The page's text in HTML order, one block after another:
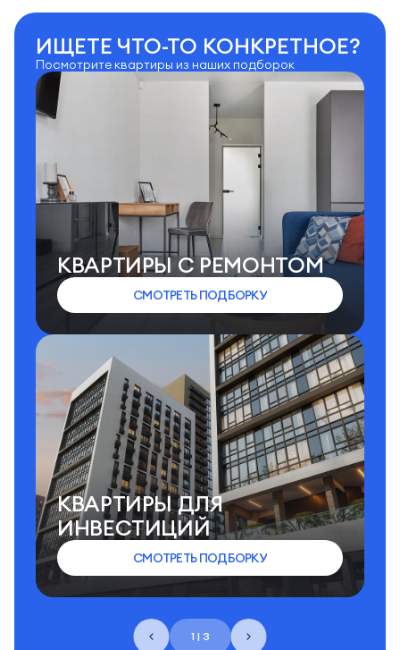
ИЩЕТЕ ЧТО-ТО КОНКРЕТНОЕ?
Посмотрите квартиры из наших подборок
1 | 3
КВАРТИРЫ C РЕМОНТОМ
СМОТРЕТЬ ПОДБОРКУ
КВАРТИРЫ ДЛЯ
ИНВЕСТИЦИЙ
СМОТРЕТЬ ПОДБОРКУ